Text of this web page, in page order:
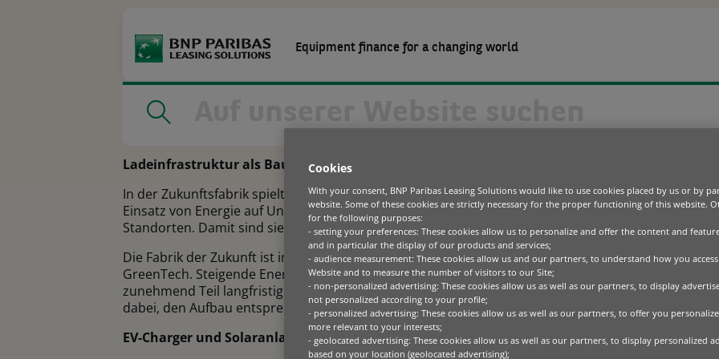
main
content
Equipment finance for a changing world
UNSERE MÄRKTE
Agrar
Bau
Flurförderzeuge
Transport
Green Tech
ICT
Medizintechnik
Office Equipment
Specialised Technology
Absatzfinanzierung
Digitale Integration
Finanzierungslösungen für
Blog
Nachhaltigkeit
Pressemitteilungen
Unser Verhaltenskodex
Die Geschäftsbereiche
Transformation der
Förderung unserer
Home |EV-Charger in der Zukunftsfabrik
Ladeinfrastruktur als Baustein nachhaltiger Mobilität
In der Zukunftsfabrik spielt Elektromobilität eine zentrale Rolle. Ladeinfrastrukturen für
Einsatz von Energie auf Unternehmensparkplätzen, in Logistikzentren, bei Flottenbetreibern
Standorten. Damit sind sie ein wesentlicher Bestandteil moderner und nachhaltiger
Die Fabrik der Zukunft ist innovativ, wettbewerbsfähig und nachhaltig. Im Zusammenspiel dieser
GreenTech. Steigende Energiekosten, regulatorische Vorgaben und ambitionierte Klimaziele
zunehmend Teil langfristiger Unternehmensstrategien wird. BNP Paribas Leasing Solutions
dabei, den Aufbau entsprechender Ladeinfrastrukturen für Elektrofahrzeuge wirtschaftlich und
EV-Charger und Solaranlagen als Schlüsseltechnologien
Cookies
With your consent, BNP Paribas Leasing Solutions would like to use cookies placed by us or by
website. Some of these cookies are strictly necessary for the proper functioning of this website.
for the following purposes:
- setting your preferences: These cookies allow us to personalize and offer the content and
and in particular the display of our products and services;
- audience measurement: These cookies allow us and our partners, to understand how you
Website and to measure the number of visitors to our Site;
- non-personalized advertising: These cookies allow us as well as our partners, to display
not personalized according to your profile;
- personalized advertising: These cookies allow us as well as our partners, to offer you
more relevant to your interests;
- geolocated advertising: These cookies allow us as well as our partners, to display personalized
based on your location (geolocated advertising);